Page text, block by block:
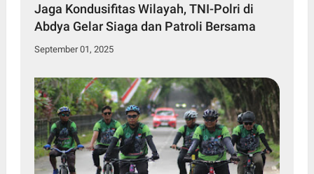
Jaga Kondusifitas Wilayah, TNI-Polri di
Abdya Gelar Siaga dan Patroli Bersama
September 01, 2025